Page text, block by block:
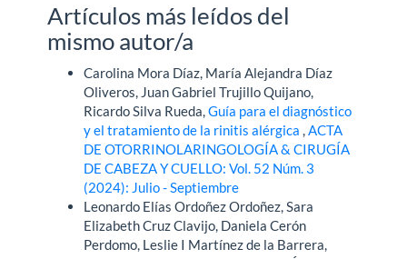
Artículos más leídos del
mismo autor/a
Carolina Mora Díaz, María Alejandra Díaz
Oliveros, Juan Gabriel Trujillo Quijano,
Ricardo Silva Rueda,Guía para el diagnóstico
y el tratamiento de la rinitis alérgica,ACTA
DE OTORRINOLARINGOLOGÍA & CIRUGÍA
DE CABEZA Y CUELLO: Vol. 52 Núm. 3
(2024): Julio - Septiembre
Leonardo Elías Ordoñez Ordoñez, Sara
Elizabeth Cruz Clavijo, Daniela Cerón
Perdomo, Leslie I Martínez de la Barrera,